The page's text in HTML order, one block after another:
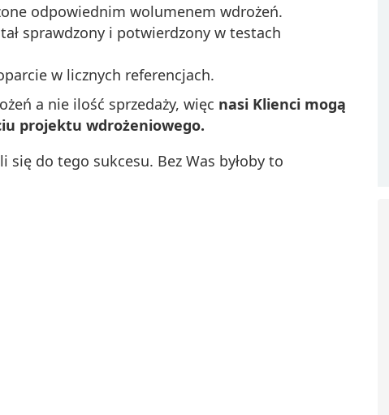
odpowiednim wolumenem wdrożeń.
sprawdzony i potwierdzony w testach
w licznych referencjach.
a nie ilość sprzedaży, więc nasi Klienci mogą
projektu wdrożeniowego.
do tego sukcesu. Bez Was byłoby to